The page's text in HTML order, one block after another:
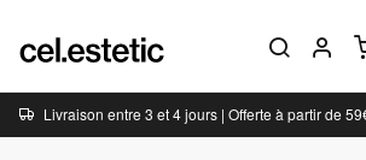
Livraison entre 3 et 4 jours | Offerte à partir de